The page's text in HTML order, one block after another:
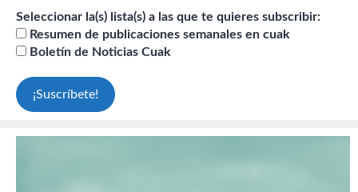
Seleccionar la(s) lista(s) a las que te quieres subscribir:
Resumen de publicaciones semanales en cuak
Boletín de Noticias Cuak